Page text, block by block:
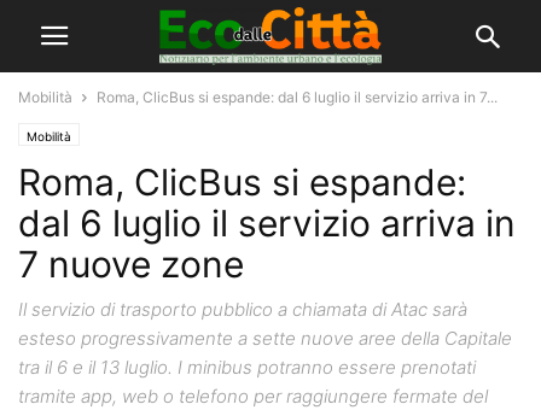
Mobilità Roma, ClicBus si espande: dal 6 luglio il servizio arriva in 7...
Mobilità
Roma, ClicBus si espande:
dal 6 luglio il servizio arriva in
7 nuove zone
Il servizio di trasporto pubblico a chiamata di Atac sarà
esteso progressivamente a sette nuove aree della Capitale
tra il 6 e il 13 luglio. I minibus potranno essere prenotati
tramite app, web o telefono per raggiungere fermate del